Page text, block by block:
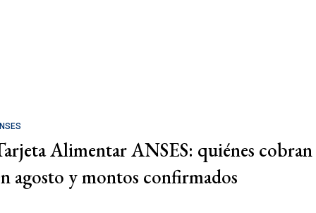
Alimentar ANSES: quiénes cobran
agosto y montos confirmados